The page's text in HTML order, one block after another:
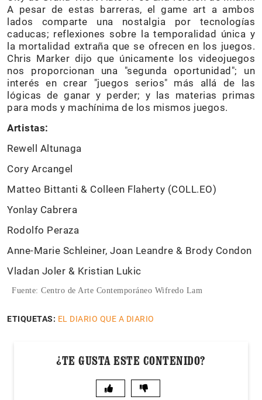
A pesar de estas barreras, el game art a ambos
lados comparte una nostalgia por tecnologías
caducas; reflexiones sobre la temporalidad única y
la mortalidad extraña que se ofrecen en los juegos.
Chris Marker dijo que únicamente los videojuegos
nos proporcionan una "segunda oportunidad"; un
interés en crear "juegos serios" más allá de las
lógicas de ganar y perder; y las materias primas
para mods y machínima de los mismos juegos.
Artistas:
Rewell Altunaga
Cory Arcangel
Matteo Bittanti & Colleen Flaherty (COLL.EO)
Yonlay Cabrera
Rodolfo Peraza
Anne-Marie Schleiner, Joan Leandre & Brody Condon
Vladan Joler & Kristian Lukic
Fuente: Centro de Arte Contemporáneo Wifredo Lam
ETIQUETAS: EL DIARIO QUE A DIARIO
¿TE GUSTA ESTE CONTENIDO?